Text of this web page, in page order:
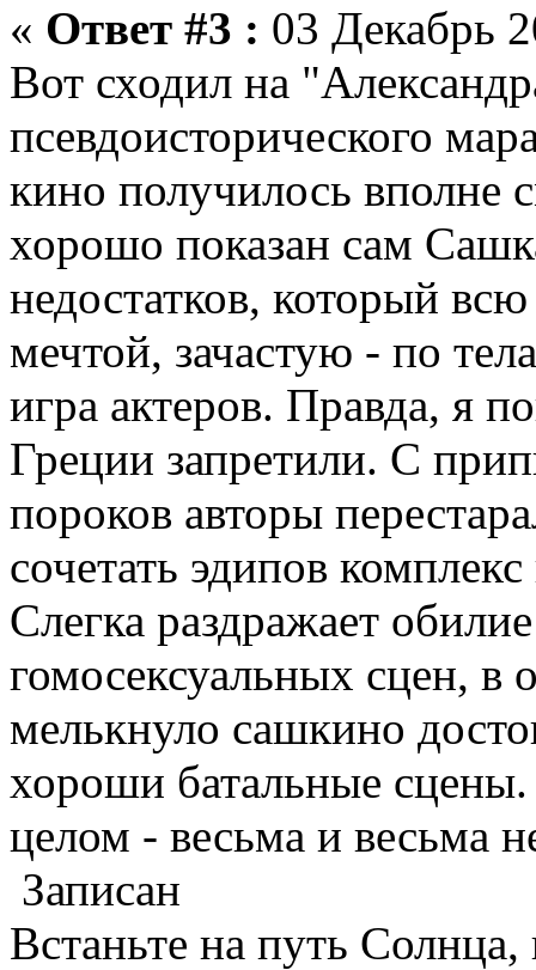
« Ответ #3 : 03 Декабрь
Вот сходил на
псевдоисторического
кино получилось вполне
хорошо показан сам
недостатков, который
мечтой, зачастую - по
игра актеров. Правда, я
Греции запретили. С
пороков авторы
сочетать эдипов
Слегка раздражает
гомосексуальных сцен, в
мелькнуло сашкино
хороши батальные
целом - весьма и весьма
Записан
Встаньте на путь